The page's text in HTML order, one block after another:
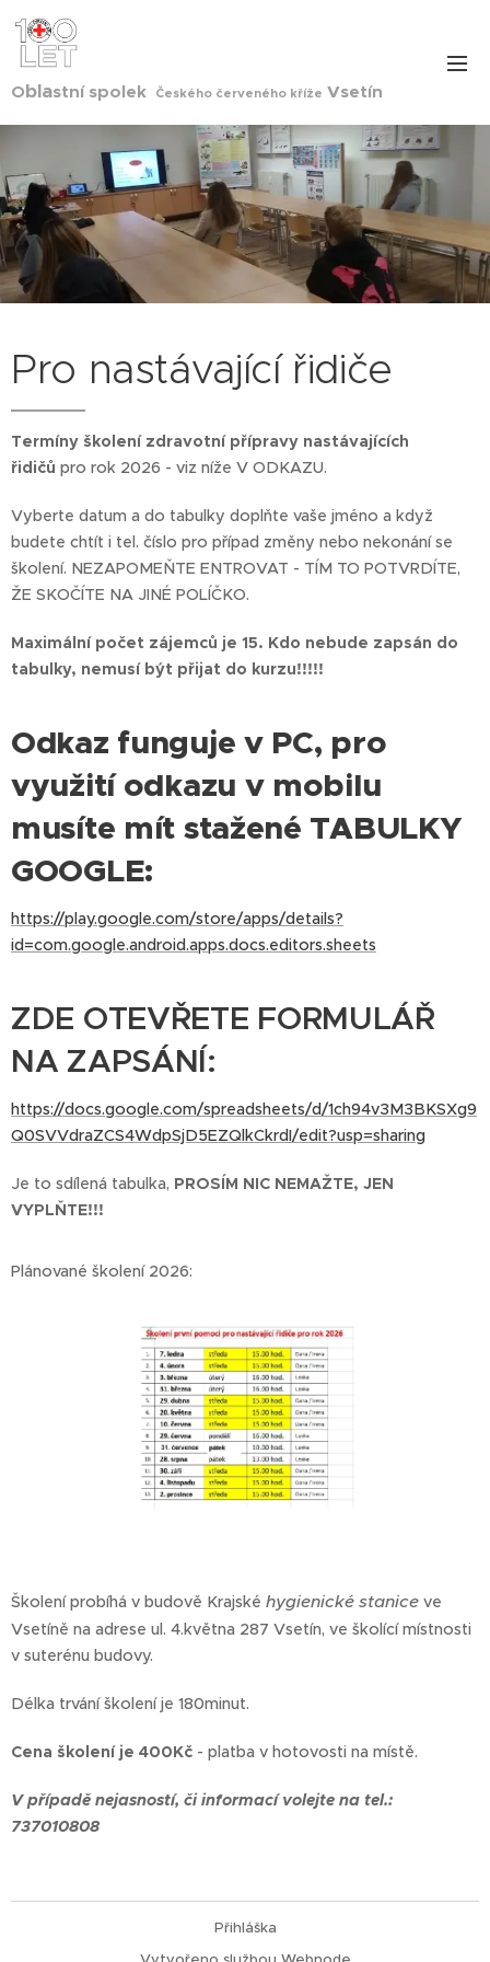
Oblastní spolek Českého červeného kříže Vsetín
Pro nastávající řidiče
Termíny školení zdravotní přípravy nastávajících
řidičů pro rok 2026 - viz níže V ODKAZU.
Vyberte datum a do tabulky doplňte vaše jméno a když
budete chtít i tel. číslo pro případ změny nebo nekonání se
školení. NEZAPOMEŇTE ENTROVAT - TÍM TO POTVRDÍTE,
ŽE SKOČÍTE NA JINÉ POLÍČKO.
Maximální počet zájemců je 15. Kdo nebude zapsán do
tabulky, nemusí být přijat do kurzu!!!!!
Odkaz funguje v PC, pro
využití odkazu v mobilu
musíte mít stažené TABULKY
GOOGLE:
https://play.google.com/store/apps/details?
id=com.google.android.apps.docs.editors.sheets
ZDE OTEVŘETE FORMULÁŘ
NA ZAPSÁNÍ:
https://docs.google.com/spreadsheets/d/1ch94v3M3BKSXg9
Q0SVVdraZCS4WdpSjD5EZQlkCkrdI/edit?usp=sharing
Je to sdílená tabulka, PROSÍM NIC NEMAŽTE, JEN
VYPLŇTE!!!
Plánované školení 2026:
Školení probíhá v budově Krajské hygienické stanice ve
Vsetíně na adrese ul. 4.května 287 Vsetín, ve školící místnosti
v suterénu budovy.
Délka trvání školení je 180minut.
Cena školení je 400Kč - platba v hotovosti na místě.
V případě nejasností, či informací volejte na tel.:
737010808
Přihláška